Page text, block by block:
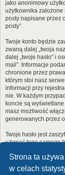
Strona ta
w celach
jako anonimowy
użytkownika założone
posty napisane przez
posty”.
Twoje konto będzie
zwaną dalej „twoja
dalej „twoje hasło” i
mail”. Informacje
chronione przez
którym stoi nasz
informacji przy
nie. W każdym
koncie są
masz możliwość
generowanych przez
Twoje hasło jest
używać tego samego
umożliwia dostęp do
w żadnym wypadku
pamiętam hasła”.
e-mail. Po podaniu